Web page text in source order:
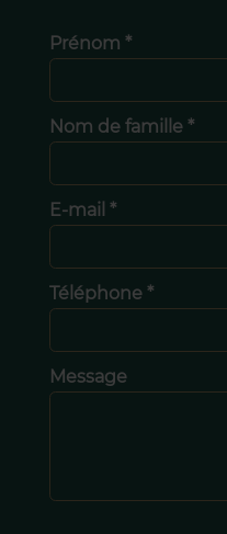
Prénom *
Nom de famille *
E-mail *
Téléphone *
Message